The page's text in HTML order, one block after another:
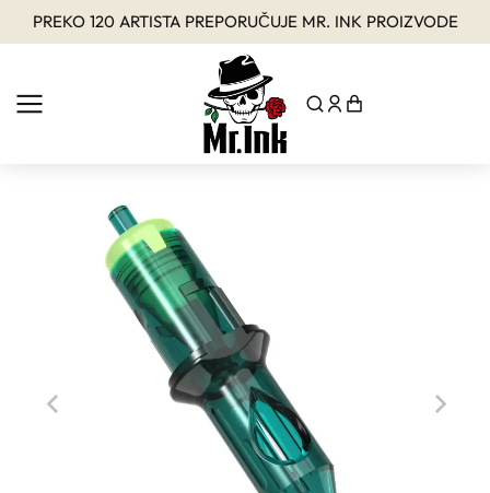
PREKO 120 ARTISTA PREPORUČUJE MR. INK PROIZVODE